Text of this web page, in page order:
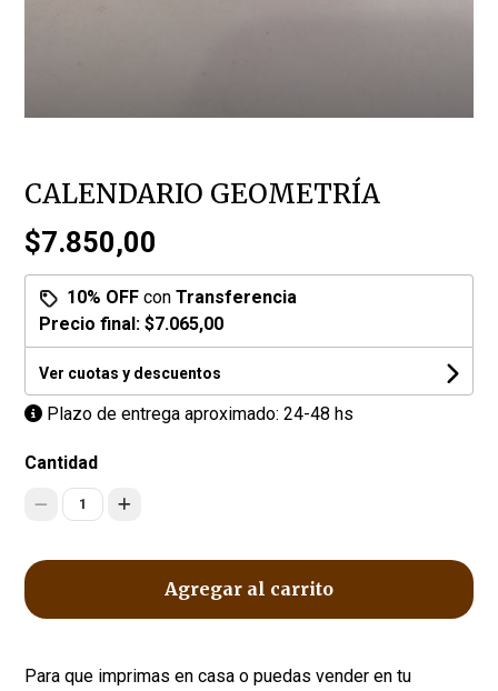
CALENDARIO GEOMETRÍA
$7.850,00
10% OFF conTransferencia
Precio final:$7.065,00
Ver cuotas y descuentos
Plazo de entrega aproximado: 24-48 hs
Cantidad
1
Agregar al carrito
Para que imprimas en casa o puedas vender en tu